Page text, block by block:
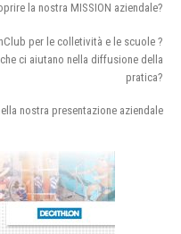
la nostra MISSION aziendale?
per le colletività e le scuole ?
ci aiutano nella diffusione della
pratica?
nostra presentazione aziendale